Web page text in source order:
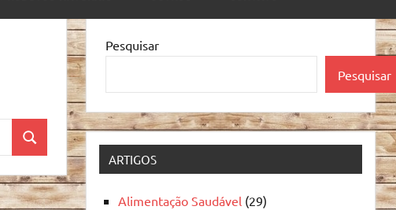
Pesquisa
Pesquisar
Pesquisar
ARTIGOS
Alimentação Saudável (29)